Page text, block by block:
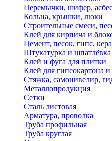
Перемычки, шифер,
Кольца, крышки, люки
Строительные смеси,
Клей для кирпича и
Цемент, песок, гипс,
Штукатурка и шпатлёвка
Клей и фуга для плитки
Клей для гипсокартона и
Стяжка, самонивелир,
Металлопродукция
Сетки
Сталь листовая
Арматура, проволка
Труба профильная
Труба круглая